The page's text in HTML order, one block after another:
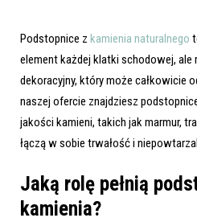
Podstopnice z kamienia naturalnego
element każdej klatki schodowej,
dekoracyjny, który może całkowicie
naszej ofercie znajdziesz
jakości kamieni, takich jak marmur,
łączą w sobie trwałość i
Jaką rolę pełnią
kamienia?